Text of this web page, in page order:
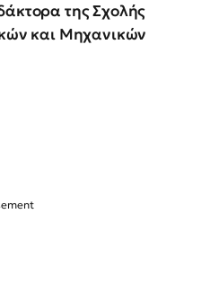
της Σχολής
και Μηχανικών